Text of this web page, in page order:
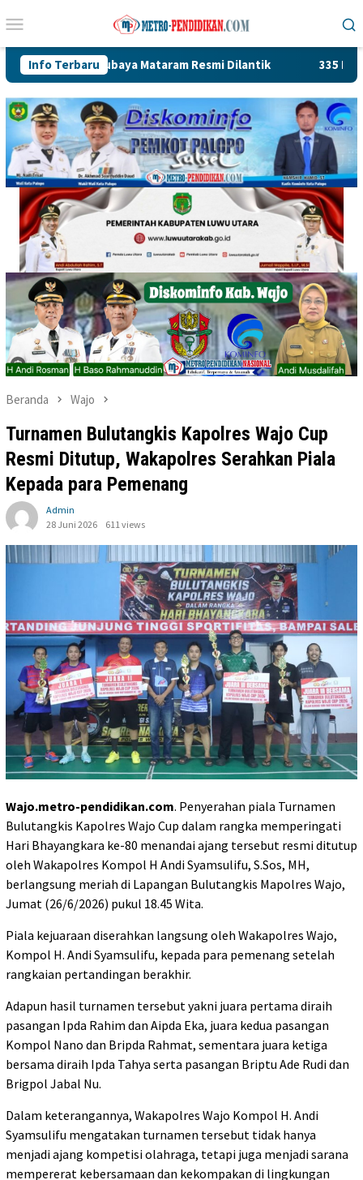
ke
Mobile
Info Terbaru
Mataram Resmi Dilantik 335 Lods Milik
Beranda Wajo
Turnamen Bulutangkis Kapolres Wajo Cup
Resmi Ditutup, Wakapolres Serahkan Piala
Kepada para Pemenang
Admin
28 Juni 2026
611 views
Wajo.metro-pendidikan.com. Penyerahan piala Turnamen
Bulutangkis Kapolres Wajo Cup dalam rangka memperingati
Hari Bhayangkara ke-80 menandai ajang tersebut resmi ditutup
oleh Wakapolres Kompol H Andi Syamsulifu, S.Sos, MH,
berlangsung meriah di Lapangan Bulutangkis Mapolres Wajo,
Jumat (26/6/2026) pukul 18.45 Wita.
Piala kejuaraan diserahkan langsung oleh Wakapolres Wajo,
Kompol H. Andi Syamsulifu, kepada para pemenang setelah
rangkaian pertandingan berakhir.
Adapun hasil turnamen tersebut yakni juara pertama diraih
pasangan Ipda Rahim dan Aipda Eka, juara kedua pasangan
Kompol Nano dan Bripda Rahmat, sementara juara ketiga
bersama diraih Ipda Tahya serta pasangan Briptu Ade Rudi dan
Brigpol Jabal Nu.
Dalam keterangannya, Wakapolres Wajo Kompol H. Andi
Syamsulifu mengatakan turnamen tersebut tidak hanya
menjadi ajang kompetisi olahraga, tetapi juga menjadi sarana
mempererat kebersamaan dan kekompakan di lingkungan